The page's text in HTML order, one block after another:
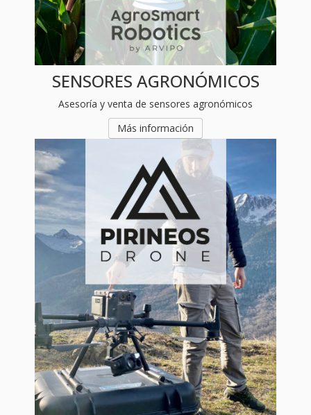
SENSORES AGRONÓMICOS
Asesoría y venta de sensores agronómicos
Más información